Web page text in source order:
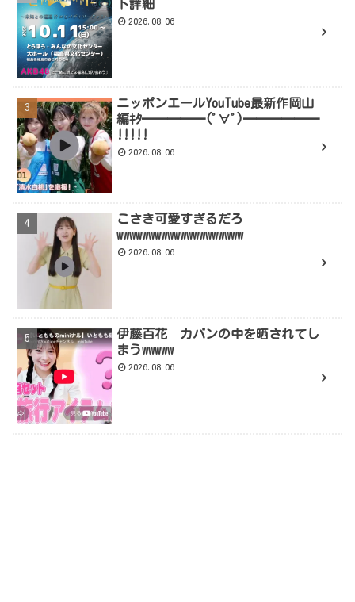
ト詳細
2026.08.06
ニッポンエールYouTube最新作岡山
編ｷﾀ━━━━━(ﾟ∀ﾟ)━━━━━━
!!!!!
2026.08.06
こさき可愛すぎるだろ
wwwwwwwwwwwwwwwwwwww
2026.08.06
伊藤百花 カバンの中を晒されてし
まうwwwww
2026.08.06